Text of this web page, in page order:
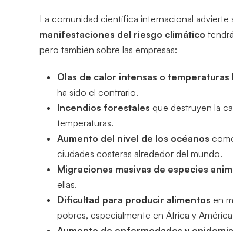
La comunidad científica internacional
manifestaciones del riesgo climático
pero también sobre las empresas:
Olas de calor intensas o temperaturas
ha sido el contrario.
Incendios forestalesque destruyen la
temperaturas.
Aumento del nivel de los océanos
ciudades costeras alrededor del mundo.
Migraciones masivas de especies
ellas.
Dificultad para producir alimentos en
pobres, especialmente en África y